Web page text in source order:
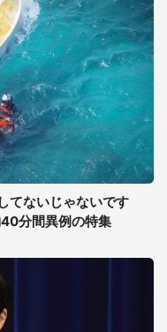
てないじゃないです
分間異例の特集